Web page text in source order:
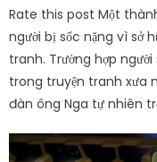
Rate this post Một
người bị sốc nặng vì sở
tranh. Trường hợp
trong truyện tranh xưa
đàn ông Nga tự nhiên